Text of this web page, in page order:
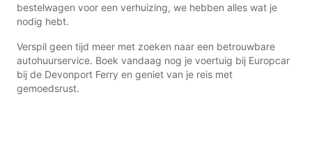
bestelwagen voor een verhuizing, we hebben alles wat je
nodig hebt.
Verspil geen tijd meer met zoeken naar een betrouwbare
autohuurservice. Boek vandaag nog je voertuig bij Europcar
bij de Devonport Ferry en geniet van je reis met
gemoedsrust.